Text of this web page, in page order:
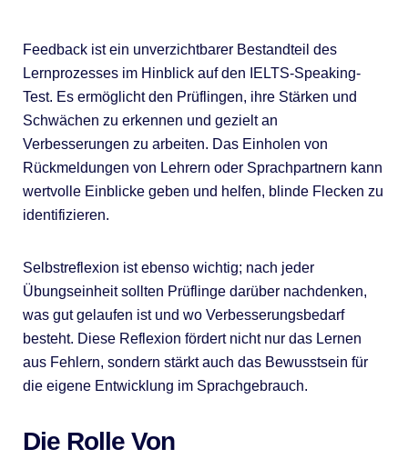
Feedback ist ein unverzichtbarer Bestandteil des
Lernprozesses im Hinblick auf den IELTS-Speaking-
Test. Es ermöglicht den Prüflingen, ihre Stärken und
Schwächen zu erkennen und gezielt an
Verbesserungen zu arbeiten. Das Einholen von
Rückmeldungen von Lehrern oder Sprachpartnern kann
wertvolle Einblicke geben und helfen, blinde Flecken zu
identifizieren.
Selbstreflexion ist ebenso wichtig; nach jeder
Übungseinheit sollten Prüflinge darüber nachdenken,
was gut gelaufen ist und wo Verbesserungsbedarf
besteht. Diese Reflexion fördert nicht nur das Lernen
aus Fehlern, sondern stärkt auch das Bewusstsein für
die eigene Entwicklung im Sprachgebrauch.
Die Rolle Von